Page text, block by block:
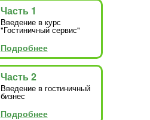
Часть 1
Введение в курс
"Гостиничный сервис"
Подробнее
Часть 2
Введение в гостиничный
бизнес
Подробнее